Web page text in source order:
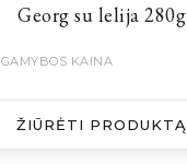
Georg su lelija 280g
GAMYBOS KAINA
ŽIŪRĖTI PRODUKTĄ